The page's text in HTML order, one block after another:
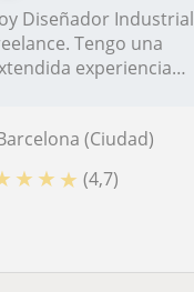
Diseñador Industrial
Tengo una
experiencia
(Ciudad)
★ ★ ★ (4,7)